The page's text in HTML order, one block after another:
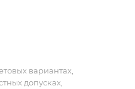
вариантах,
допусках,